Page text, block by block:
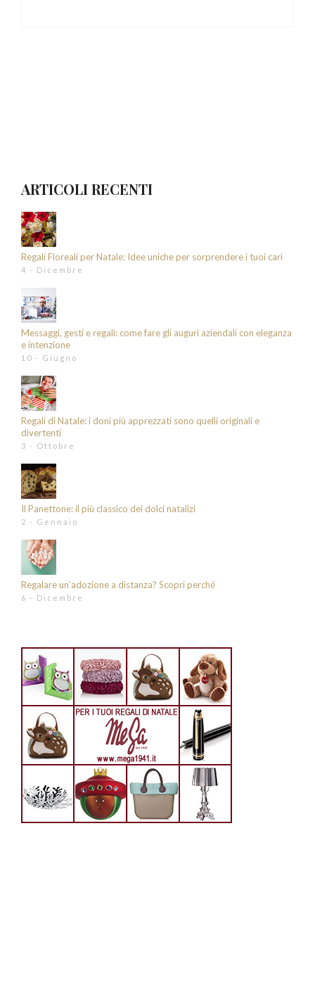
ARTICOLI RECENTI
Regali Floreali per Natale: Idee uniche per sorprendere i tuoi cari
4 - Dicembre
Messaggi, gesti e regali: come fare gli auguri aziendali con eleganza
e intenzione
10 - Giugno
Regali di Natale: i doni più apprezzati sono quelli originali e
divertenti
3 - Ottobre
Il Panettone: il più classico dei dolci natalizi
2 - Gennaio
Regalare un’adozione a distanza? Scopri perché
6 - Dicembre